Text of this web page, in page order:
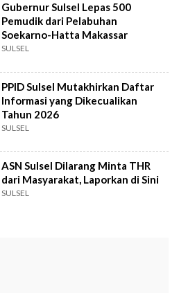
Gubernur Sulsel Lepas 500
Pemudik dari Pelabuhan
Soekarno-Hatta Makassar
SULSEL
PPID Sulsel Mutakhirkan Daftar
Informasi yang Dikecualikan
Tahun 2026
SULSEL
ASN Sulsel Dilarang Minta THR
dari Masyarakat, Laporkan di Sini
SULSEL